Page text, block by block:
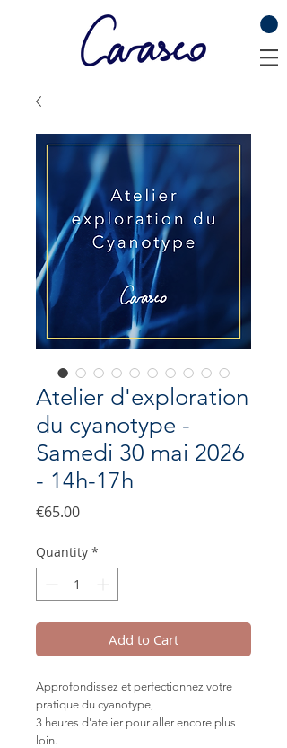
Atelier d'exploration
du cyanotype -
Samedi 30 mai 2026
- 14h-17h
€65.00Price
Quantity *
Add to Cart
Approfondissez et perfectionnez votre
pratique du cyanotype,
3 heures d'atelier pour aller encore plus
loin.